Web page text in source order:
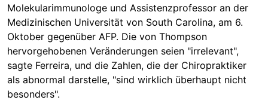
Molekularimmunologe und Assistenzprofessor an der
Medizinischen Universität von South Carolina, am 6.
Oktober gegenüber AFP. Die von Thompson
hervorgehobenen Veränderungen seien "irrelevant",
sagte Ferreira, und die Zahlen, die der Chiropraktiker
als abnormal darstelle, "sind wirklich überhaupt nicht
besonders".